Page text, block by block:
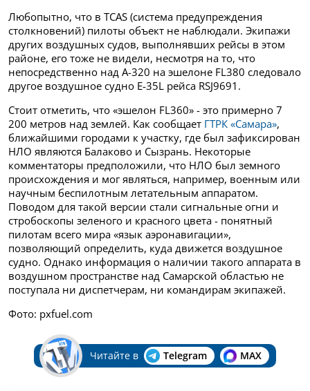
Любопытно, что в TCAS (система предупреждения
столкновений) пилоты объект не наблюдали. Экипажи
других воздушных судов, выполнявших рейсы в этом
районе, его тоже не видели, несмотря на то, что
непосредственно над А-320 на эшелоне FL380 следовало
другое воздушное судно Е-35L рейса RSJ9691.
Стоит отметить, что «эшелон FL360» - это примерно 7
200 метров над землей. Как сообщает ГТРК «Самара»,
ближайшими городами к участку, где был зафиксирован
НЛО являются Балаково и Сызрань. Некоторые
комментаторы предположили, что НЛО был земного
происхождения и мог являться, например, военным или
научным беспилотным летательным аппаратом.
Поводом для такой версии стали сигнальные огни и
стробоскопы зеленого и красного цвета - понятный
пилотам всего мира «язык аэронавигации»,
позволяющий определить, куда движется воздушное
судно. Однако информация о наличии такого аппарата в
воздушном пространстве над Самарской областью не
поступала ни диспетчерам, ни командирам экипажей.
Фото: pxfuel.com
Читайте в Telegram MAX